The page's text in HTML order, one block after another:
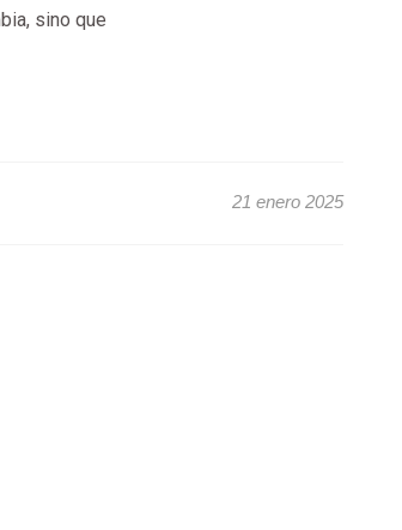
sino que
21 enero 2025